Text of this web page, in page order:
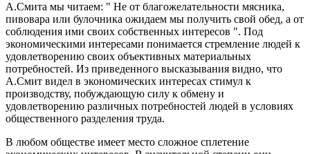
А.Смита мы читаем: " Не от благожелательности мясника,
пивовара или булочника ожидаем мы получить свой обед, а от
соблюдения ими своих собственных интересов ". Под
экономическими интересами понимается стремление людей к
удовлетворению своих объективных материальных
потребностей. Из приведенного высказывания видно, что
А.Смит видел в экономических интересах стимул к
производству, побуждающую силу к обмену и
удовлетворению различных потребностей людей в условиях
общественного разделения труда.
В любом обществе имеет место сложное сплетение